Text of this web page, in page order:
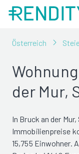
Österreich
der Mur,
In Bruck an der
Immobilienpreise
15,755 Einwohner.